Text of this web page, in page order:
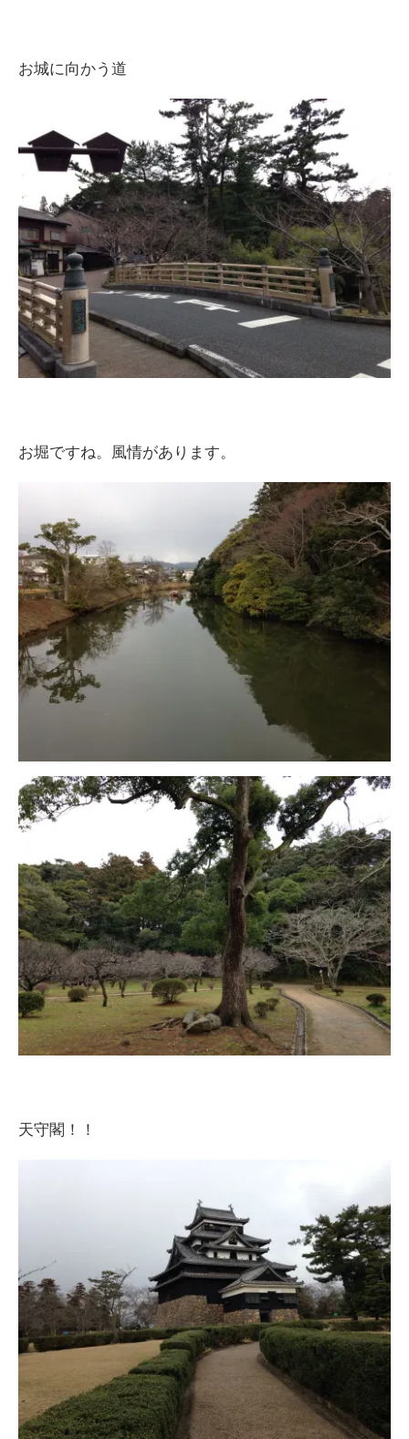
お城に向かう道
お堀ですね。風情があります。
天守閣！！